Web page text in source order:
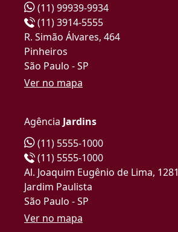
(11) 99939-9934
(11) 3914-5555
R. Simão Álvares, 464
Pinheiros
São Paulo - SP
Ver no mapa
Agência Jardins
(11) 5555-1000
(11) 5555-1000
Al. Joaquim Eugênio de Lima, 1281
Jardim Paulista
São Paulo - SP
Ver no mapa